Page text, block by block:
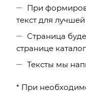
При
текст для
Страница
странице
Тексты мы
* При